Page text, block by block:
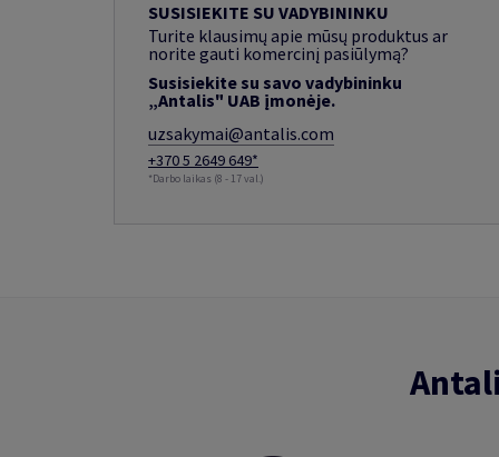
SUSISIEKITE SU VADYBININKU
Turite klausimų apie mūsų produktus ar
norite gauti komercinį pasiūlymą?
Susisiekite su savo vadybininku
„Antalis" UAB įmonėje.
uzsakymai@antalis.com
+370 5 2649 649*
*Darbo laikas (8 - 17 val.)